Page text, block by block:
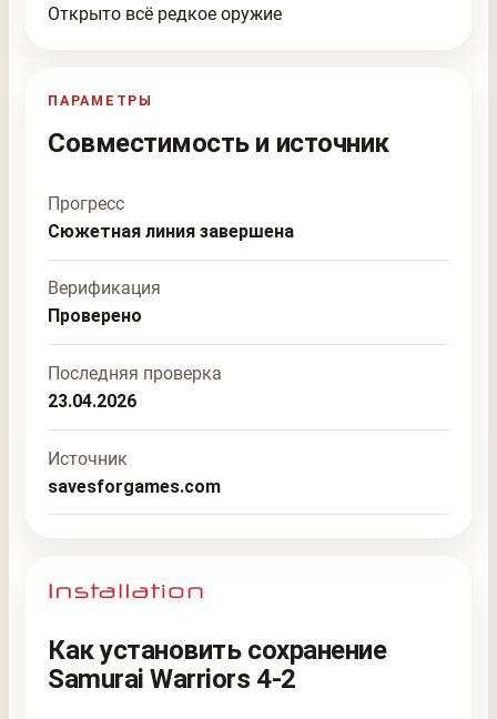
Открыто всё редкое оружие
ПАРАМЕТРЫ
Совместимость и источник
Прогресс
Сюжетная линия завершена
Верификация
Проверено
Последняя проверка
23.04.2026
Источник
savesforgames.com
Как установить сохранение
Samurai Warriors 4-2